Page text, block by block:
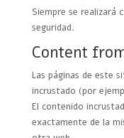
Siempre se realizará
seguridad.
Content
Las páginas de este
incrustado (por
El contenido
exactamente de la